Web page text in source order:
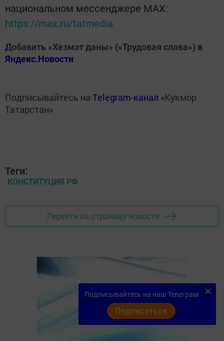
национальном мессенджере MАХ:
https://max.ru/tatmedia
Добавить «Хезмэт даны» («Трудовая слава») в
Яндекс.Новости
Подписывайтесь на Telegram-канал «Кукмор
Татарстан»
Теги:
КОНСТИТУЦИЯ РФ
Перейти на страницу новости
Подписывайтесь на наш Телеграм
Подписаться